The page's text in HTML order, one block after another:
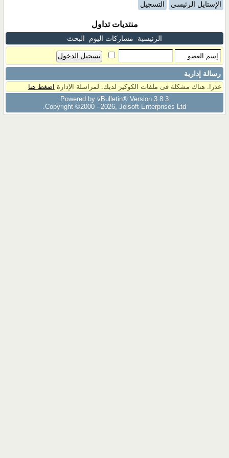
الإستايل الرئيسي التسجيل
منتديات تداول
الرئيسية مشاركات اليوم البحث
رسالة إدارية
عذرا. هناك مشكلة فى ملفات الكوكيز لديك. لمراسلة الإدارة اضغط هنا
Powered by vBulletin® Version 3.8.3
Copyright ©2000 - 2026, Jelsoft Enterprises Ltd.